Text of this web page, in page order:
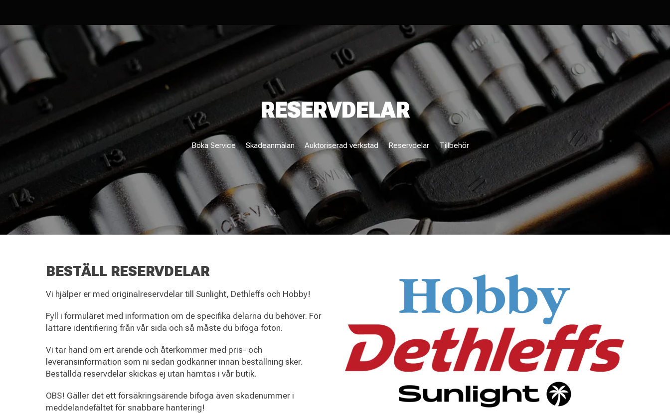
RESERVDELAR
Boka Service Skadeanmälan Auktoriserad verkstad Reservdelar Tillbehör
BESTÄLL RESERVDELAR
Vi hjälper er med originalreservdelar till Sunlight, Dethleffs och Hobby!
Fyll i formuläret med information om de specifika delarna du behöver. För
lättare identifiering från vår sida och så måste du bifoga foton.
Vi tar hand om ert ärende och återkommer med pris- och
leveransinformation som ni sedan godkänner innan beställning sker.
Beställda reservdelar skickas ej utan hämtas i vår butik.
OBS! Gäller det ett försäkringsärende bifoga även skadenummer i
meddelandefältet för snabbare hantering!